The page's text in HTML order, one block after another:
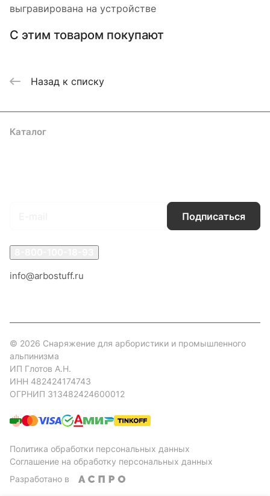
выгравирована на устройстве
С этим товаром покупают
Назад к списку
Каталог
Подписаться
info@arbostuff.ru
© 2026 Снаряжение для арбористики и промышленного
альпинизма
ИП Глотов А.Н.
ИНН 482424174743
ОГРНИП 313482424600012
Политика обработки персональных данных
Соглашение на обработку персональных данных
Разработано в